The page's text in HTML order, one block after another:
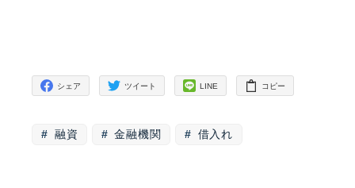
シェア ツイート LINE コピー
融資 金融機関 借入れ